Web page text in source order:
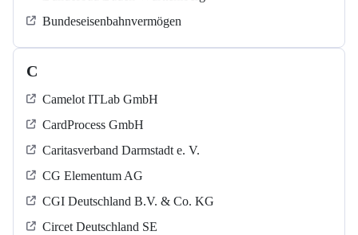
Bundeseisenbahnvermögen
C
Camelot ITLab GmbH
CardProcess GmbH
Caritasverband Darmstadt e. V.
CG Elementum AG
CGI Deutschland B.V. & Co. KG
Circet Deutschland SE